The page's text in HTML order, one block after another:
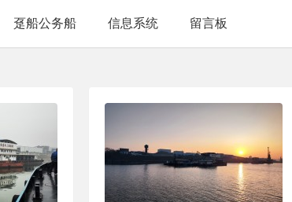
趸船公务船 信息系统 留言板